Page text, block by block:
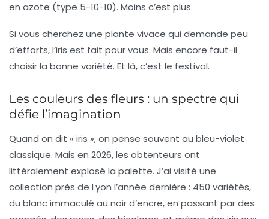
en azote (type 5-10-10). Moins c’est plus.
Si vous cherchez une plante vivace qui demande peu
d’efforts, l’iris est fait pour vous. Mais encore faut-il
choisir la bonne variété. Et là, c’est le festival.
Les couleurs des fleurs : un spectre qui
défie l’imagination
Quand on dit « iris », on pense souvent au bleu-violet
classique. Mais en 2026, les obtenteurs ont
littéralement explosé la palette. J’ai visité une
collection près de Lyon l’année dernière : 450 variétés,
du blanc immaculé au noir d’encre, en passant par des